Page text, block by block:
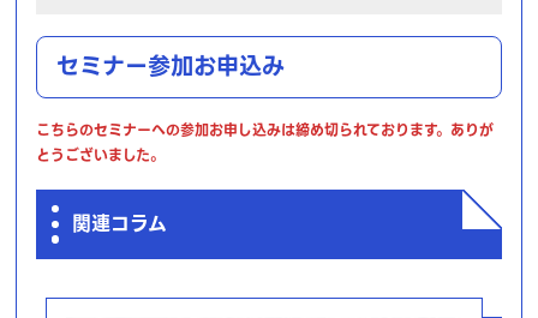
セミナー参加お申込み
こちらのセミナーへの参加お申し込みは締め切られております。ありが
とうございました。
関連コラム